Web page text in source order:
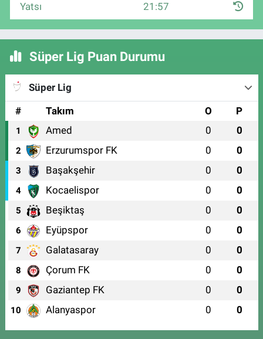
Yatsı 21:57
Süper Lig Puan Durumu
Süper Lig
#
Takım O P
1 Amed 0 0
2 Erzurumspor FK 0 0
3 Başakşehir 0 0
4 Kocaelispor 0 0
5 Beşiktaş 0 0
6 Eyüpspor 0 0
7 Galatasaray 0 0
8 Çorum FK 0 0
9 Gaziantep FK 0 0
10 Alanyaspor 0 0